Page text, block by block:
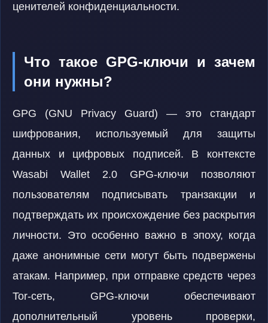
ценителей конфиденциальности.
Что такое GPG-ключи и зачем
они нужны?
GPG (GNU Privacy Guard) — это стандарт
шифрования, используемый для защиты
данных и цифровых подписей. В контексте
Wasabi Wallet 2.0 GPG-ключи позволяют
пользователям подписывать транзакции и
подтверждать их происхождение без раскрытия
личности. Это особенно важно в эпоху, когда
даже анонимные сети могут быть подвержены
атакам. Например, при отправке средств через
Tor-сеть, GPG-ключи обеспечивают
дополнительный уровень проверки,